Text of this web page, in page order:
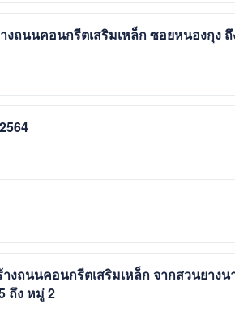
ถนนคอนกรีตเสริมเหล็ก ซอยหนองกุง ถึ
งถนนคอนกรีตเสริมเหล็ก จากสวนยางน
ถึง หมู่ 2